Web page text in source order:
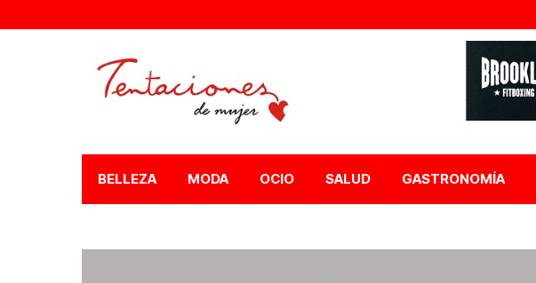
BELLEZA MODA OCIO SALUD GASTRONOMÍA